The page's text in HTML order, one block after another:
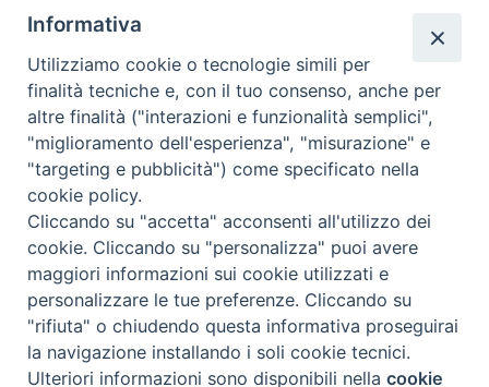
Redazione
Scrivici
Copyright © 2019 - Tutti i diritti riservati - Vita
Trentina Editrice
Privacy Policy
Torna
Preferenze Cookie
Informativa
Utilizziamo cookie o tecnologie simili per
finalità tecniche e, con il tuo consenso, anche per
altre finalità ("interazioni e funzionalità semplici",
"miglioramento dell'esperienza", "misurazione" e
"targeting e pubblicità") come specificato nella
cookie policy.
Cliccando su "accetta" acconsenti all'utilizzo dei
cookie. Cliccando su "personalizza" puoi avere
maggiori informazioni sui cookie utilizzati e
personalizzare le tue preferenze. Cliccando su
"rifiuta" o chiudendo questa informativa proseguirai
la navigazione installando i soli cookie tecnici.
Ulteriori informazioni sono disponibili nellacookie